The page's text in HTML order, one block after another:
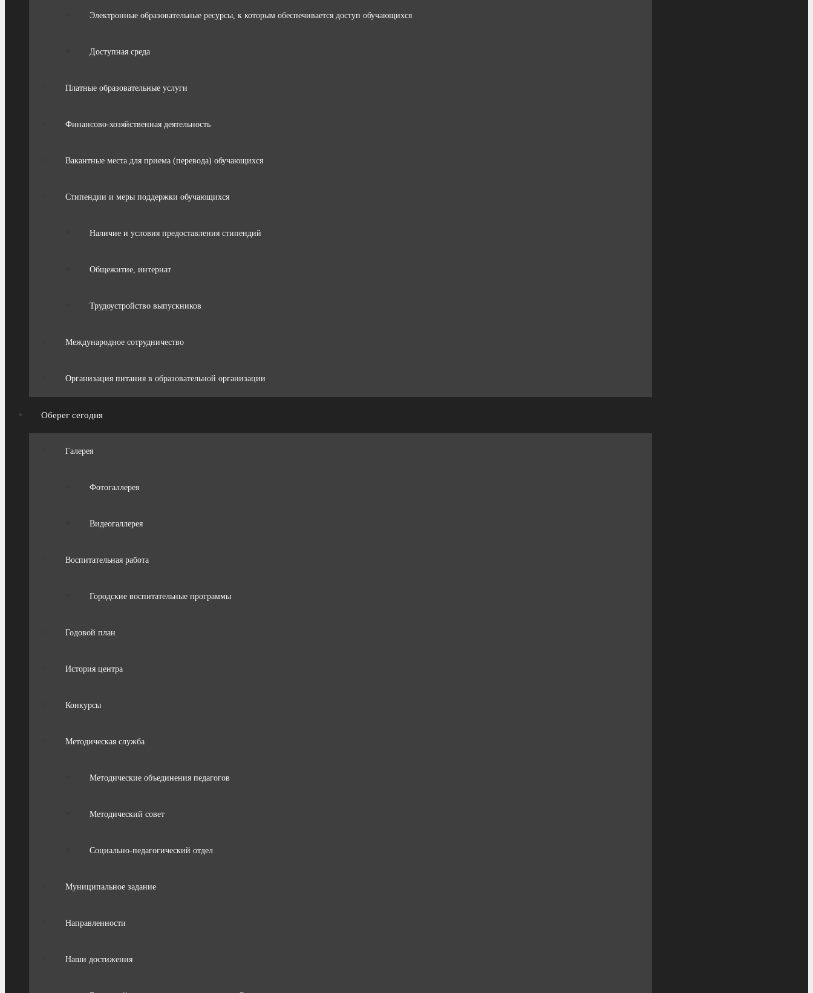
Электронные образовательные ресурсы, к которым обеспечивается доступ обучающихся
Доступная среда
Платные образовательные услуги
Финансово-хозяйственная деятельность
Вакантные места для приема (перевода) обучающихся
Стипендии и меры поддержки обучающихся
Наличие и условия предоставления стипендий
Общежитие, интернат
Трудоустройство выпускников
Международное сотрудничество
Организация питания в образовательной организации
Оберег сегодня
Галерея
Фотогаллерея
Видеогаллерея
Воспитательная работа
Городские воспитательные программы
Годовой план
История центра
Конкурсы
Методическая служба
Методические объединения педагогов
Методический совет
Социально-педагогический отдел
Муниципальное задание
Направленности
Наши достижения